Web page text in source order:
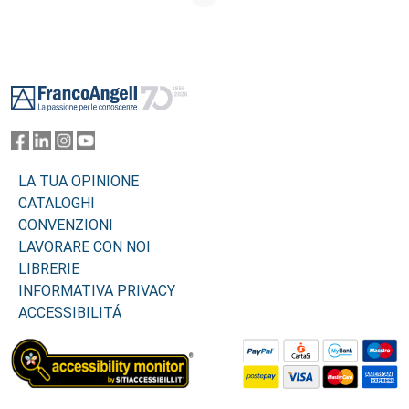
LA TUA OPINIONE
CATALOGHI
CONVENZIONI
LAVORARE CON NOI
LIBRERIE
INFORMATIVA PRIVACY
ACCESSIBILITÁ